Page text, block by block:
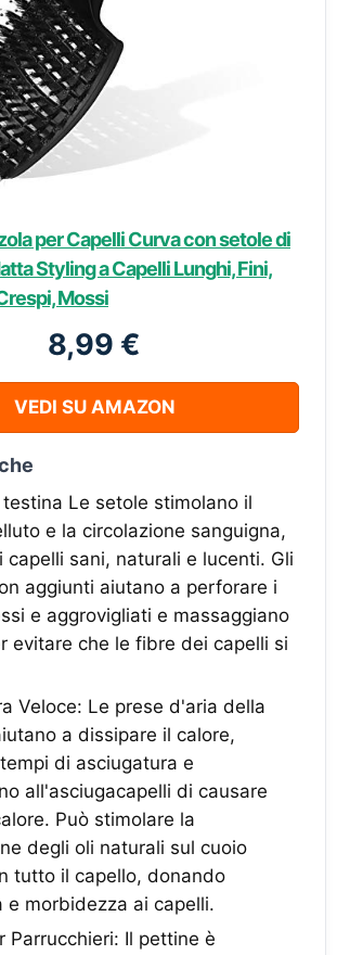
per Capelli Curva con setole di
Styling a Capelli Lunghi, Fini,
Mossi
8,99 €
VEDI SU AMAZON
Le setole stimolano il
e la circolazione sanguigna,
capelli sani, naturali e lucenti. Gli
aggiunti aiutano a perforare i
e aggrovigliati e massaggiano
evitare che le fibre dei capelli si
Veloce: Le prese d'aria della
a dissipare il calore,
di asciugatura e
all'asciugacapelli di causare
Può stimolare la
degli oli naturali sul cuoio
tutto il capello, donando
e morbidezza ai capelli.
Parrucchieri: Il pettine è